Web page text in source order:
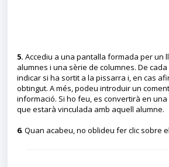
5. Accediu a una pantalla formada per un
alumnes i una sèrie de columnes. De
indicar si ha sortit a la pissarra i, en cas
obtingut. A més, podeu introduir un
informació. Si ho feu, es convertirà en
que estarà vinculada amb aquell alumne.
6. Quan acabeu, no oblideu fer clic sobre